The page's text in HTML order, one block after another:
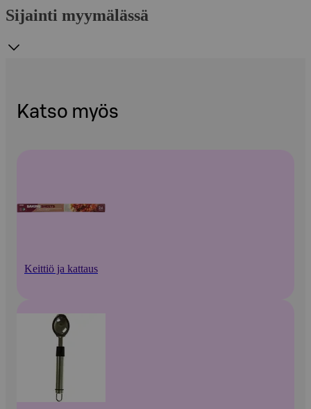
Sijainti myymälässä
Katso myös
Keittiö ja kattaus